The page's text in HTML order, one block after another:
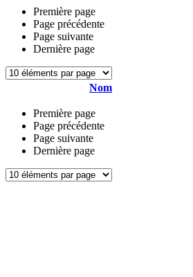
Première page
Page précédente
Page suivante
Dernière page
Nom
Première page
Page précédente
Page suivante
Dernière page